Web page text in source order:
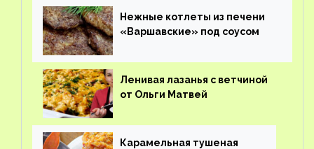
Нежные котлеты из печени
«Варшавские» под соусом
Ленивая лазанья с ветчиной
от Ольги Матвей
Карамельная тушеная